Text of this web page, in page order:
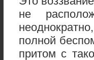
не
полной
притом с